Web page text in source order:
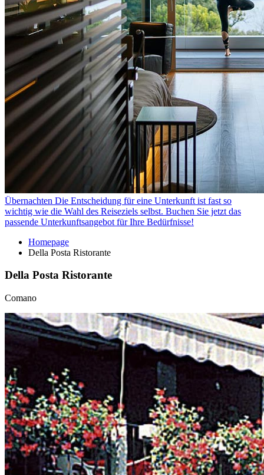
Übernachten Die Entscheidung für eine Unterkunft ist fast so
wichtig wie die Wahl des Reiseziels selbst. Buchen Sie jetzt das
passende Unterkunftsangebot für Ihre Bedürfnisse!
Homepage
Della Posta Ristorante
Della Posta Ristorante
Comano